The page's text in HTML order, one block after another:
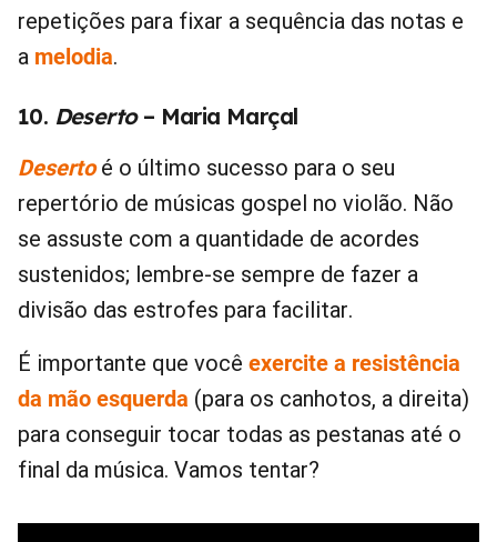
repetições para fixar a sequência das notas e
a melodia.
10. Deserto– Maria Marçal
Desertoé o último sucesso para o seu
repertório de músicas gospel no violão. Não
se assuste com a quantidade de acordes
sustenidos; lembre-se sempre de fazer a
divisão das estrofes para facilitar.
É importante que você exercite a resistência
da mão esquerda (para os canhotos, a direita)
para conseguir tocar todas as pestanas até o
final da música. Vamos tentar?